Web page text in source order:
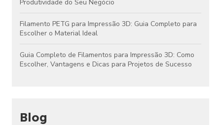
Produtividade do Seu Negócio
Filamento PETG para Impressão 3D: Guia Completo para
Escolher o Material Ideal
Guia Completo de Filamentos para Impressão 3D: Como
Escolher, Vantagens e Dicas para Projetos de Sucesso
Blog